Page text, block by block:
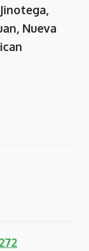
Nueva